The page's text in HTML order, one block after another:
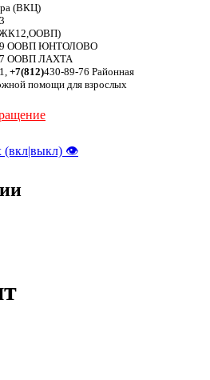
(ВКЦ)
ООВП ЮНТОЛОВО
ООВП ЛАХТА
+7(812)430-89-76 Районная
помощи для взрослых
(вкл|выкл) 👁